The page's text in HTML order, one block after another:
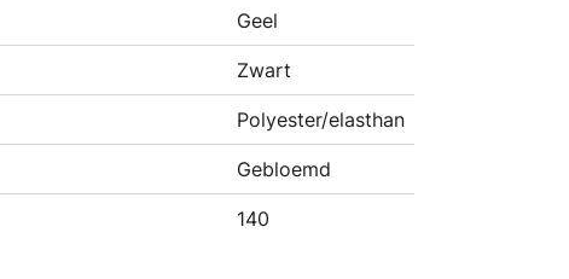
Geel
Zwart
Polyester/elasthan
Gebloemd
140